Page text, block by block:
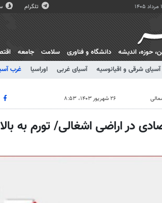
تلگرام
حوزه، انديشه دانشگاه و فناوری سلامت جامعه
آسیای شرقی و اقیانوسیه آسیای غربی اوراسیا غرب
۲۶ شهریور ۱۴۰۳، ۸:۵۳
در اراضی اشغالی/ تورم به